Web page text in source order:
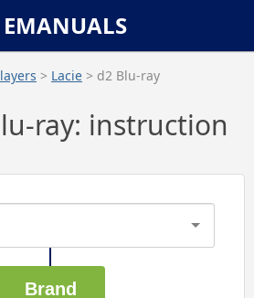
EMANUALS
> Lacie > d2 Blu-ray
ray: instruction